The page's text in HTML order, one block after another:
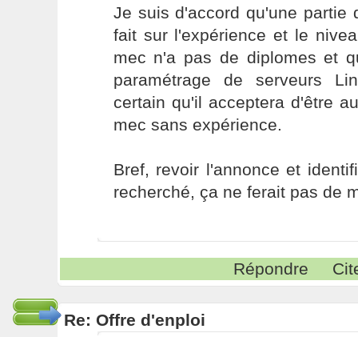
Je suis d'accord qu'une partie
fait sur l'expérience et le
mec n'a pas de diplomes et
paramétrage de serveurs
certain qu'il acceptera d'être
mec sans expérience.
Bref, revoir l'annonce et
recherché, ça ne ferait pas de
Répondre
Re: Offre d'enploi